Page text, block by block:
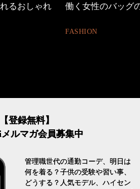
グの中身
優木まおみさん「
【登録無料】
ルマガ会員募集中
管理職世代の通勤コーデ、明日は
何を着る？子供の受験や習い事、
どうする？人気モデル、ハイセン